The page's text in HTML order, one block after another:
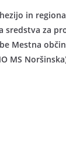
in
sredstva za
Mestna
MS